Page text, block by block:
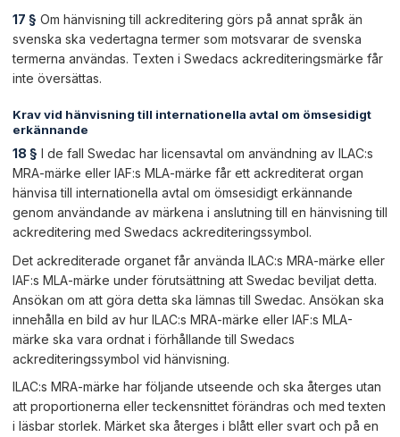
17 § Om hänvisning till ackreditering görs på annat språk än
svenska ska vedertagna termer som motsvarar de svenska
termerna användas. Texten i Swedacs ackrediteringsmärke får
inte översättas.
Krav vid hänvisning till internationella avtal om ömsesidigt
erkännande
18 § I de fall Swedac har licensavtal om användning av ILAC:s
MRA-märke eller IAF:s MLA-märke får ett ackrediterat organ
hänvisa till internationella avtal om ömsesidigt erkännande
genom användande av märkena i anslutning till en hänvisning till
ackreditering med Swedacs ackrediteringssymbol.
Det ackrediterade organet får använda ILAC:s MRA-märke eller
IAF:s MLA-märke under förutsättning att Swedac beviljat detta.
Ansökan om att göra detta ska lämnas till Swedac. Ansökan ska
innehålla en bild av hur ILAC:s MRA-märke eller IAF:s MLA-
märke ska vara ordnat i förhållande till Swedacs
ackrediteringssymbol vid hänvisning.
ILAC:s MRA-märke har följande utseende och ska återges utan
att proportionerna eller teckensnittet förändras och med texten
i läsbar storlek. Märket ska återges i blått eller svart och på en